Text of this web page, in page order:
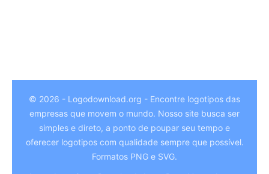
© 2026 - Logodownload.org - Encontre logotipos das
empresas que movem o mundo. Nosso site busca ser
simples e direto, a ponto de poupar seu tempo e
oferecer logotipos com qualidade sempre que possível.
Formatos PNG e SVG.
Hindi
German